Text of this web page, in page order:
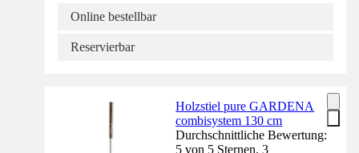
Online bestellbar
Reservierbar
Holzstiel pure GARDENA
combisystem 130 cm
Durchschnittliche Bewertung:
5 von 5 Sternen. 3